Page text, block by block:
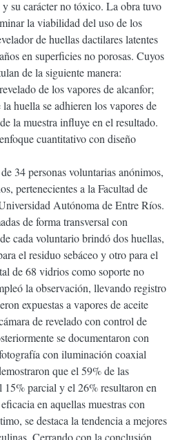
su carácter no tóxico. La obra tuvo
la viabilidad del uso de los
de huellas dactilares latentes
en superficies no porosas. Cuyos
de la siguiente manera:
de los vapores de alcanfor;
huella se adhieren los vapores de
la muestra influye en el resultado.
cuantitativo con diseño
34 personas voluntarias anónimos,
pertenecientes a la Facultad de
Autónoma de Entre Ríos.
de forma transversal con
cada voluntario brindó dos huellas,
el residuo sebáceo y otro para el
de 68 vidrios como soporte no
la observación, llevando registro
expuestas a vapores de aceite
de revelado con control de
se documentaron con
con iluminación coaxial
que el 59% de las
15% parcial y el 26% resultaron en
en aquellas muestras con
se destaca la tendencia a mejores
Cerrando con la conclusión